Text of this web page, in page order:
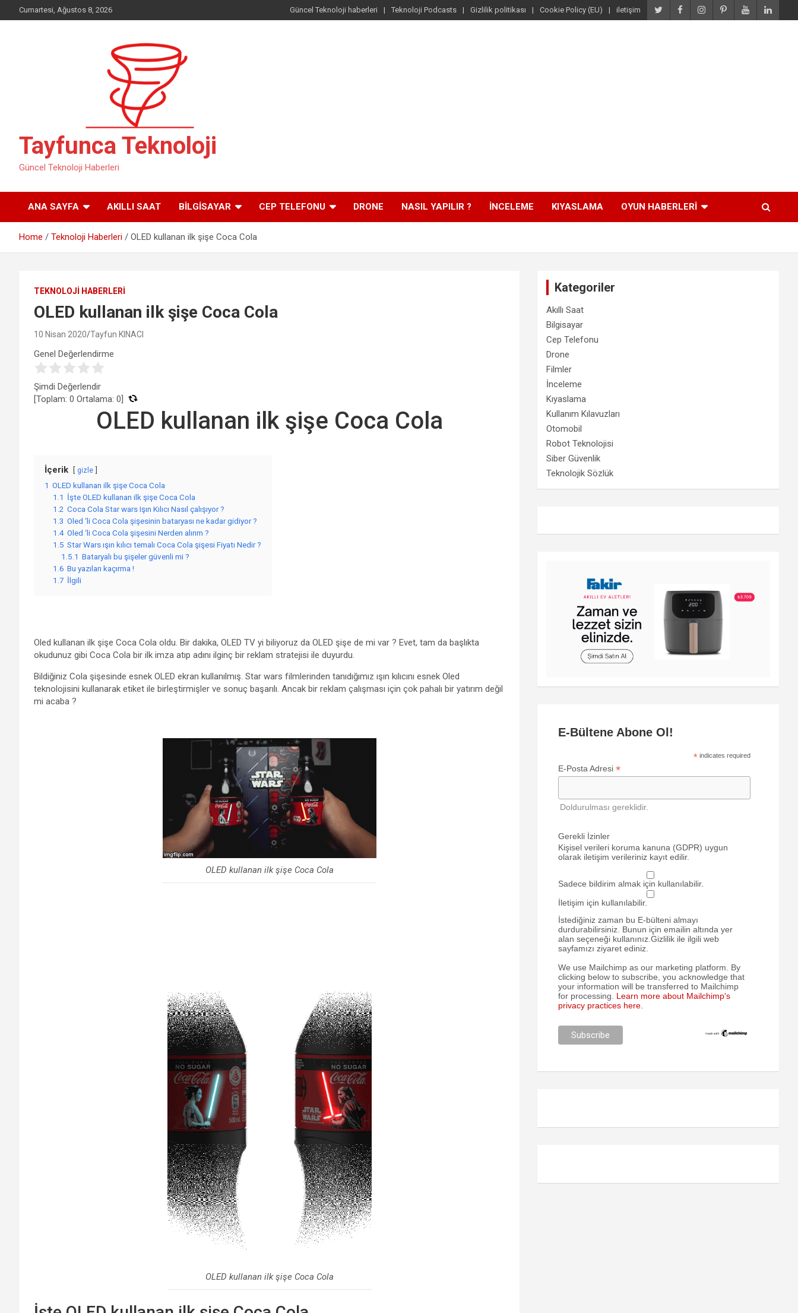
to
Cumartesi, Ağustos 8, 2026 Güncel Teknoloji haberleri Teknoloji Podcasts Gizlilik politikası Cookie Policy (EU) iletişim
Tayfunca Teknoloji
Güncel Teknoloji Haberleri
ANA SAYFA AKILLI SAAT BILGISAYAR CEP TELEFONU DRONE NASIL YAPILIR ? İNCELEME KIYASLAMA OYUN HABERLERI
Home Teknoloji Haberleri OLED kullanan ilk şişe Coca Cola
TEKNOLOJI HABERLERI
OLED kullanan ilk şişe Coca Cola
10 Nisan 2020 Tayfun KINACI
Genel Değerlendirme
Şimdi Değerlendir
[Toplam: 0 Ortalama: 0]
OLED kullanan ilk şişe Coca Cola
İçerik gizle
1 OLED kullanan ilk şişe Coca Cola
1.1 İşte OLED kullanan ilk şişe Coca Cola
1.2 Coca Cola Star wars Işın Kılıcı Nasıl çalışıyor ?
1.3 Oled ‘li Coca Cola şişesinin bataryası ne kadar gidiyor ?
1.4 Oled ‘li Coca Cola şişesini Nerden alırım ?
1.5 Star Wars ışın kılıcı temalı Coca Cola şişesi Fiyatı Nedir ?
1.5.1 Bataryalı bu şişeler güvenli mi ?
1.6 Bu yazıları kaçırma !
1.7 İlgili
Oled kullanan ilk şişe Coca Cola oldu. Bir dakika, OLED TV yi biliyoruz da OLED şişe de mi var ? Evet, tam da başlıkta
okudunuz gibi Coca Cola bir ilk imza atıp adını ilginç bir reklam stratejisi ile duyurdu.
Bildiğiniz Cola şişesinde esnek OLED ekran kullanılmış. Star wars filmlerinden tanıdığımız ışın kılıcını esnek Oled
teknolojisini kullanarak etiket ile birleştirmişler ve sonuç başarılı. Ancak bir reklam çalışması için çok pahalı bir yatırım değil
mi acaba ?
OLED kullanan ilk şişe Coca Cola
OLED kullanan ilk şişe Coca Cola
Kategoriler
Akıllı Saat
Bilgisayar
Cep Telefonu
Drone
Filmler
İnceleme
Kıyaslama
Kullanım Kılavuzları
Otomobil
Robot Teknolojisi
Siber Güvenlik
Teknolojik Sözlük
E-Bültene Abone Ol!
*indicates required
E-Posta Adresi*
Doldurulması gereklidir.
Gerekli İzinler
Kişisel verileri koruma kanuna (GDPR) uygun
olarak iletişim verileriniz kayıt edilir.
Sadece bildirim almak için kullanılabilir.
İletişim için kullanılabilir.
İstediğiniz zaman bu E-bülteni almayı
durdurabilirsiniz. Bunun için emailin altında yer
alan seçeneği kullanınız.Gizlilik ile ilgili web
sayfamızı ziyaret ediniz.
We use Mailchimp as our marketing platform. By
clicking below to subscribe, you acknowledge that
your information will be transferred to Mailchimp
for processing. Learn more about Mailchimp's
privacy practices here.